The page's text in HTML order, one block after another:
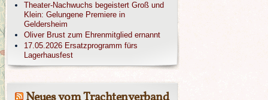
Theater-Nachwuchs begeistert Groß und
Klein: Gelungene Premiere in
Geldersheim
Oliver Brust zum Ehrenmitglied ernannt
17.05.2026 Ersatzprogramm fürs
Lagerhausfest